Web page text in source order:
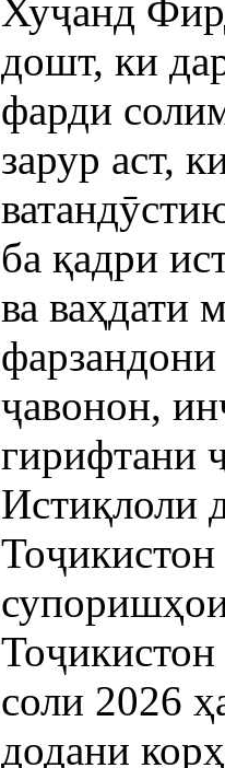
Хуҷанд
дошт, ки
фарди
зарур аст,
ба қадри
ва ваҳдати
ҷавонон,
гирифтани
Истиқлоли
Тоҷикистон
соли 2026
додани